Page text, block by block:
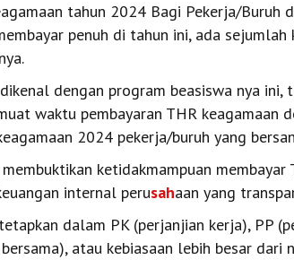
tahun 2024 Bagi Pekerja/Buruh
penuh di tahun ini, ada sejumlah
dengan program beasiswa nya ini,
waktu pembayaran THR keagamaan
2024 pekerja/buruh yang
ketidakmampuan membayar
internal perusahaan yang
dalam PK (perjanjian kerja), PP
atau kebiasaan lebih besar dari